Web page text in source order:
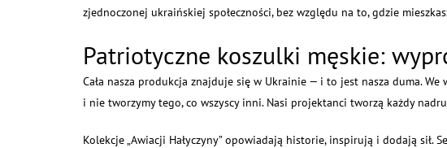
zjednoczonej ukraińskiej społeczności, bez względu na to, gdzie
Patriotyczne koszulki męskie:
Cała nasza produkcja znajduje się w Ukrainie — i to jest nasza duma.
i nie tworzymy tego, co wszyscy inni. Nasi projektanci tworzą każdy
Kolekcje „Awiacji Hałyczyny” opowiadają historie, inspirują i dodają sił.